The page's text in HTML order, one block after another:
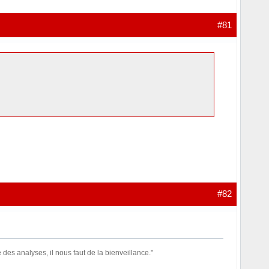
#81
#82
analyses, il nous faut de la bienveillance."